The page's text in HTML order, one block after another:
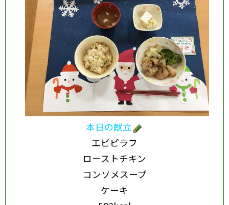
本日の献立
エビピラフ
ローストチキン
コンソメスープ
ケーキ